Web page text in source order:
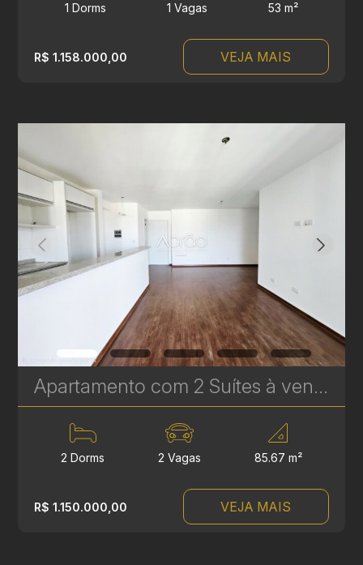
1 Dorms 1 Vagas 53 m²
R$ 1.158.000,00 VEJA MAIS
Apartamento com 2 Suítes à venda no Água Verde - 85 m² - Edifício Younique - Condomínio Clube | Ref. 1762
2 Dorms 2 Vagas 85.67 m²
R$ 1.150.000,00 VEJA MAIS